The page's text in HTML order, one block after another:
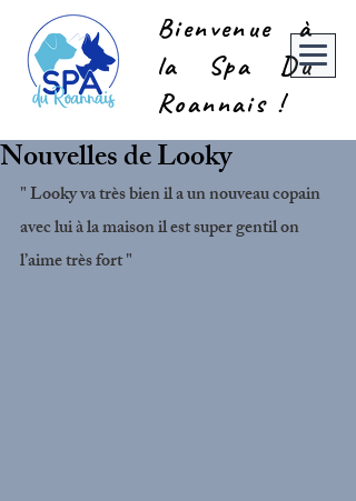
Bienvenue à
la Spa Du
Roannais !
Nouvelles de Looky
" Looky va très bien il a un nouveau copain
avec lui à la maison il est super gentil on
l’aime très fort "